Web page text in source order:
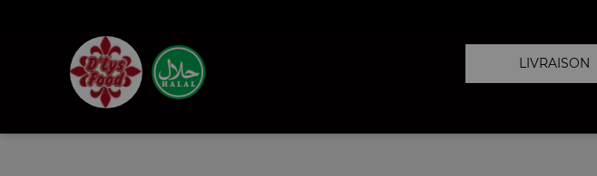
LIVRAISON